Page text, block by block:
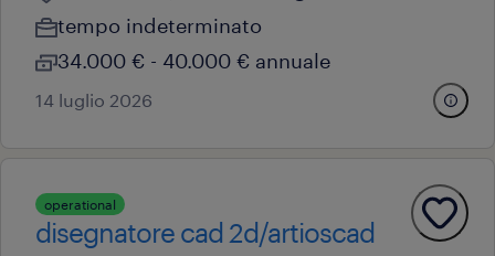
tempo indeterminato
34.000 € - 40.000 € annuale
14 luglio 2026
operational
disegnatore cad 2d/artioscad